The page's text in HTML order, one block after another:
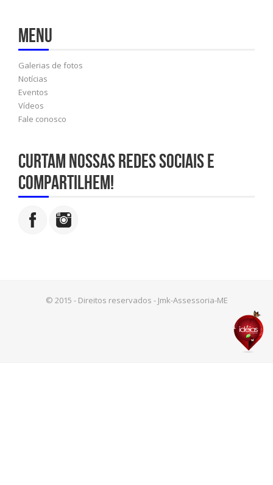
Menu
Galerias de fotos
Notícias
Eventos
Vídeos
Fale conosco
Curtam nossas redes sociais e
compartilhem!
© 2015 - Direitos reservados - Jmk-Assessoria-ME